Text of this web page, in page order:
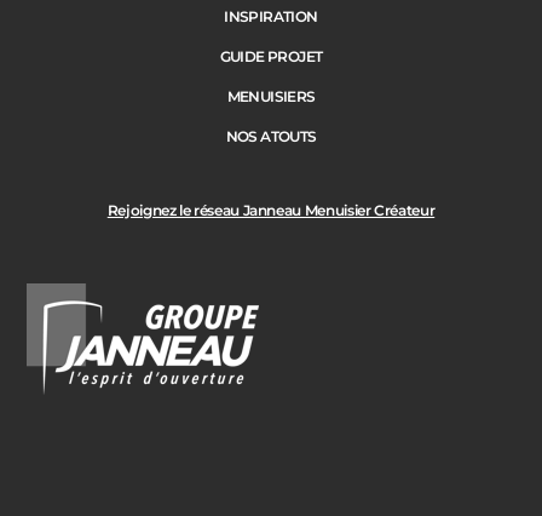
Rejoignez le réseau Janneau Menuisier Créateur
INSPIRATION
GUIDE PROJET
MENUISIERS
NOS ATOUTS